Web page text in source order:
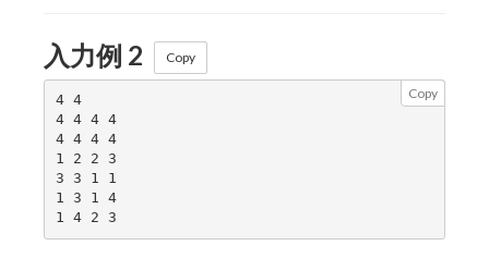
入力例 2 Copy
Copy
4 4
4 4 4 4
4 4 4 4
1 2 2 3
3 3 1 1
1 3 1 4